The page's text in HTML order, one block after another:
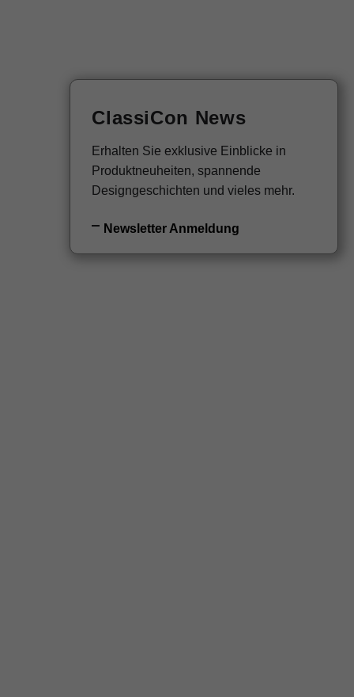
ClassiCon News
Erhalten Sie exklusive Einblicke in
Produktneuheiten, spannende
Designgeschichten und vieles mehr.
Newsletter Anmeldung